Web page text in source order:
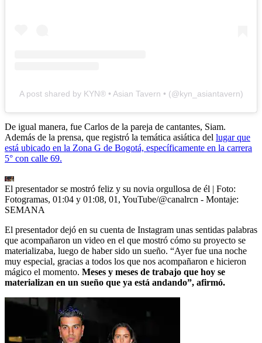
A post shared by KYN®️ • Asian Tavern • (@kyn_asiantavern)
De igual manera, fue Carlos de la pareja de cantantes, Siam.
Además de la prensa, que registró la temática asiática del lugar que
está ubicado en la Zona G de Bogotá, específicamente en la carrera
5° con calle 69.
El presentador se mostró feliz y su novia orgullosa de él | Foto:
Fotogramas, 01:04 y 01:08, 01, YouTube/@canalrcn - Montaje:
SEMANA
El presentador dejó en su cuenta de Instagram unas sentidas palabras
que acompañaron un video en el que mostró cómo su proyecto se
materializaba, luego de haber sido un sueño. “Ayer fue una noche
muy especial, gracias a todos los que nos acompañaron e hicieron
mágico el momento. Meses y meses de trabajo que hoy se
materializan en un sueño que ya está andando”, afirmó.